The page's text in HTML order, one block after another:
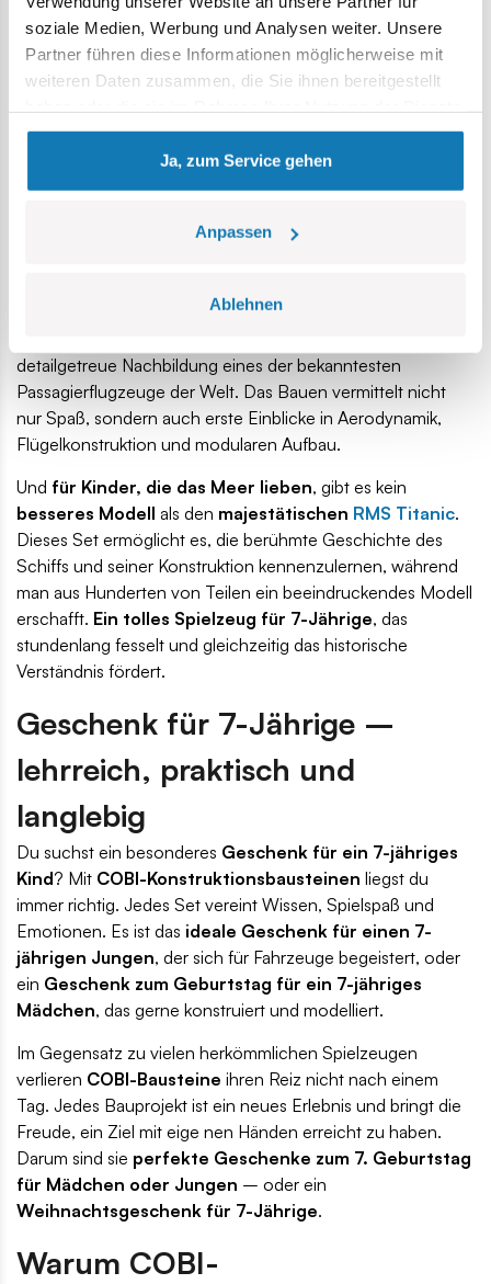
soziale Medien, Werbung und Analysen weiter. Unsere
Partner führen diese Informationen möglicherweise mit
weiteren Daten zusammen, die Sie ihnen bereitgestellt
gesammelt haben.
Ja, zum Service gehen
Anpassen
Ablehnen
spielerisch entdecken
COBI ist eine Marke, die die Welt des Spielens mit der
Leidenschaft für Geschichte und Technik verbindet.Für 7-
jährige Kinder, die sich für Fahrzeuge, Maschinen oder
Militärtechnik interessieren, sind Sets wie
ein echtes Highlight. Dieses Modell eines deutschen
historische Hintergründe und fördert gleichzeitig die
mit Begeisterung für die Luftfahrt
detailgetreue Nachbildung eines der bekanntesten
Passagierflugzeuge der Welt. Das Bauen vermittelt nicht
nur Spaß, sondern auch erste Einblicke in Aerodynamik,
Flügelkonstruktion und modularen Aufbau.
Und für Kinder, die das Meer lieben, gibt es kein
besseres Modell als den majestätischen RMS Titanic.
Dieses Set ermöglicht es, die berühmte Geschichte des
Schiffs und seiner Konstruktion kennenzulernen, während
man aus Hunderten von Teilen ein beeindruckendes Modell
erschafft. Ein tolles Spielzeug für 7-Jährige, das
stundenlang fesselt und gleichzeitig das historische
Verständnis fördert.
Geschenk für 7-Jährige –
lehrreich, praktisch und
langlebig
Du suchst ein besonderes Geschenk für ein 7-jähriges
Kind? Mit COBI-Konstruktionsbausteinen liegst du
immer richtig. Jedes Set vereint Wissen, Spielspaß und
Emotionen. Es ist das ideale Geschenk für einen 7-
jährigen Jungen, der sich für Fahrzeuge begeistert, oder
ein Geschenk zum Geburtstag für ein 7-jähriges
Mädchen, das gerne konstruiert und modelliert.
Im Gegensatz zu vielen herkömmlichen Spielzeugen
verlieren COBI-Bausteine ihren Reiz nicht nach einem
Tag. Jedes Bauprojekt ist ein neues Erlebnis und bringt die
Freude, ein Ziel mit eige nen Händen erreicht zu haben.
Darum sind sie perfekte Geschenke zum 7. Geburtstag
für Mädchen oder Jungen – oder ein
Weihnachtsgeschenk für 7-Jährige.
Warum COBI-